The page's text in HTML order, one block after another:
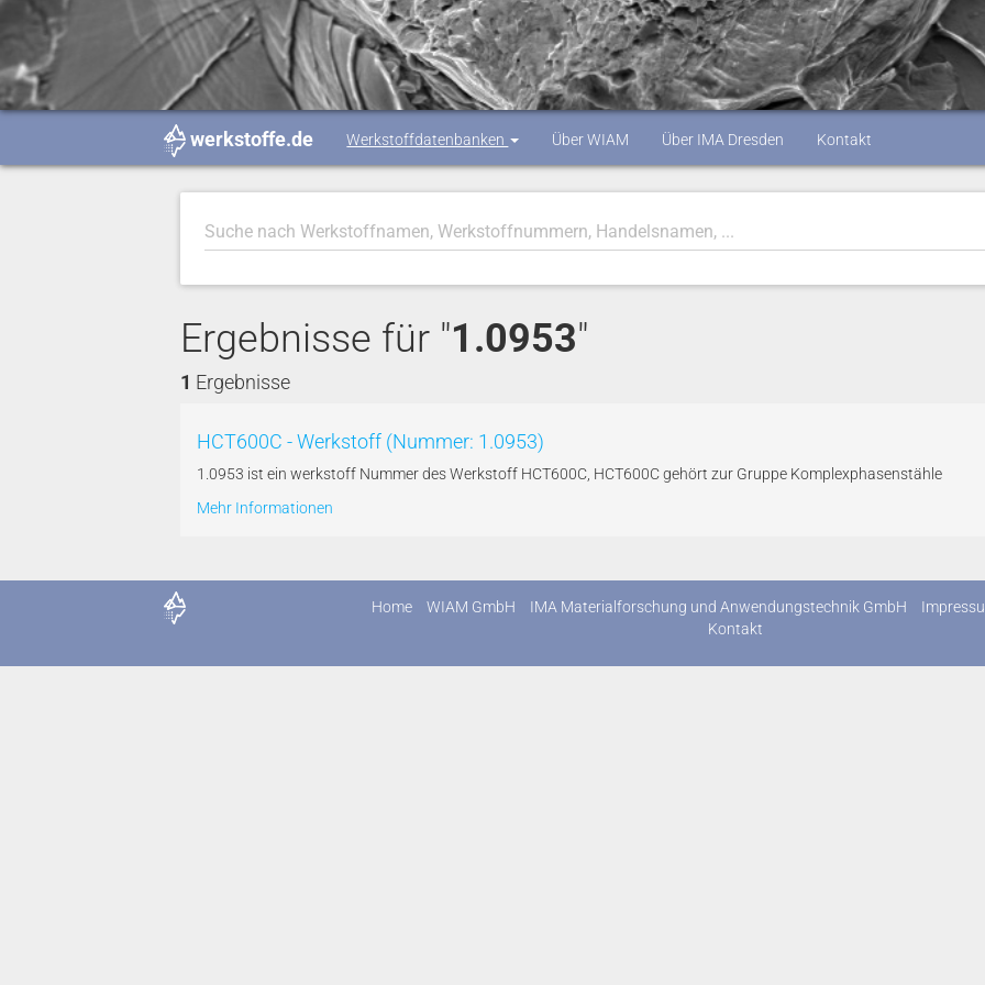
werkstoffe.de Werkstoffdatenbanken Über WIAM Über IMA Dresden Kontakt
Ergebnisse für "1.0953"
1 Ergebnisse
HCT600C - Werkstoff (Nummer: 1.0953)
1.0953 ist ein werkstoff Nummer des Werkstoff HCT600C, HCT600C gehört zur Gruppe Komplexphasenstähle
Mehr Informationen
Home WIAM GmbH IMA Materialforschung und Anwendungstechnik GmbH
Kontakt